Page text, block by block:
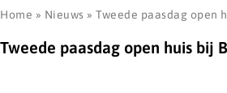
Home » Nieuws » Tweede paasdag open
Tweede paasdag open huis bij